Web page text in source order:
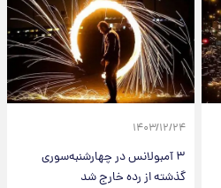
۱۴۰۳/۱۲/۲۴
۳ آمبولانس در چهارشنبه‌سوری
گذشته از رده خارج شد